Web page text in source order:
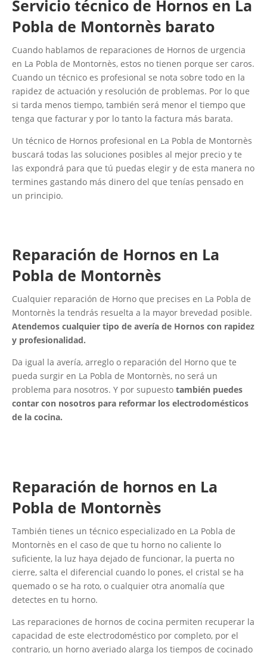
Servicio técnico de Hornos en La
Pobla de Montornès barato
Cuando hablamos de reparaciones de Hornos de urgencia
en La Pobla de Montornès, estos no tienen porque ser caros.
Cuando un técnico es profesional se nota sobre todo en la
rapidez de actuación y resolución de problemas. Por lo que
si tarda menos tiempo, también será menor el tiempo que
tenga que facturar y por lo tanto la factura más barata.
Un técnico de Hornos profesional en La Pobla de Montornès
buscará todas las soluciones posibles al mejor precio y te
las expondrá para que tú puedas elegir y de esta manera no
termines gastando más dinero del que tenías pensado en
un principio.
Reparación de Hornos en La
Pobla de Montornès
Cualquier reparación de Horno que precises en La Pobla de
Montornès la tendrás resuelta a la mayor brevedad posible.
Atendemos cualquier tipo de avería de Hornos con rapidez
y profesionalidad.
Da igual la avería, arreglo o reparación del Horno que te
pueda surgir en La Pobla de Montornès, no será un
problema para nosotros. Y por supuesto también puedes
contar con nosotros para reformar los electrodomésticos
de la cocina.
Reparación de hornos en La
Pobla de Montornès
También tienes un técnico especializado en La Pobla de
Montornès en el caso de que tu horno no caliente lo
suficiente, la luz haya dejado de funcionar, la puerta no
cierre, salta el diferencial cuando lo pones, el cristal se ha
quemado o se ha roto, o cualquier otra anomalía que
detectes en tu horno.
Las reparaciones de hornos de cocina permiten recuperar la
capacidad de este electrodoméstico por completo, por el
contrario, un horno averiado alarga los tiempos de cocinado